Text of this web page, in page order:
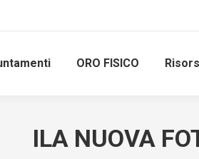
ORO FISICO
ILA NUOVA